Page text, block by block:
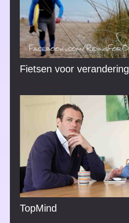
Fietsen voor verandering
TopMind